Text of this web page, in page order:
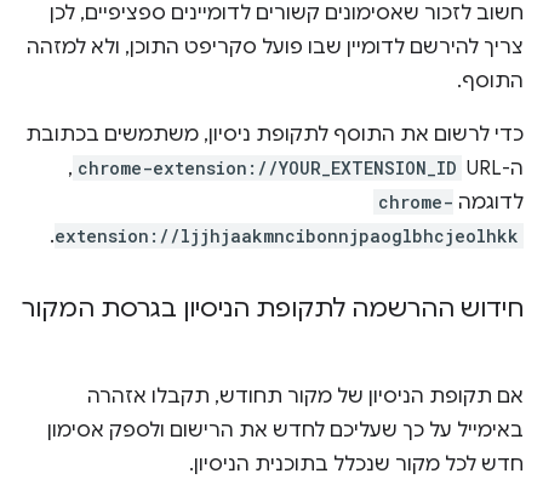
חשוב לזכור שאסימונים קשורים לדומיינים ספציפיים, לכן
צריך להירשם לדומיין שבו פועל סקריפט התוכן, ולא למזהה
התוסף.
כדי לרשום את התוסף לתקופת ניסיון, משתמשים בכתובת
ה-URL‏
chrome-extension://YOUR_EXTENSION_ID
,
לדוגמה chrome-
extension://ljjhjaakmncibonnjpaoglbhcjeolhkk
.
חידוש ההרשמה לתקופת הניסיון בגרסת המקור
אם תקופת הניסיון של מקור תחודש, תקבלו אזהרה
באימייל על כך שעליכם לחדש את הרישום ולספק אסימון
חדש לכל מקור שנכלל בתוכנית הניסיון.